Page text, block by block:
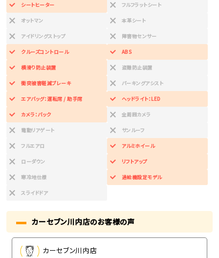
シートヒーター フルフラットシート
オットマン 本革シート
アイドリングストップ 障害物センサー
クルーズコントロール ABS
横滑り防止装置 盗難防止装置
衝突被害軽減ブレーキ パーキングアシスト
エアバッグ：運転席 / 助手席 ヘッドライト：LED
カメラ：バック 全周囲カメラ
電動リアゲート サンルーフ
フルエアロ アルミホイール
ローダウン リフトアップ
寒冷地仕様 過給機設定モデル
スライドドア
カーセブン川内店のお客様の声
カーセブン川内店